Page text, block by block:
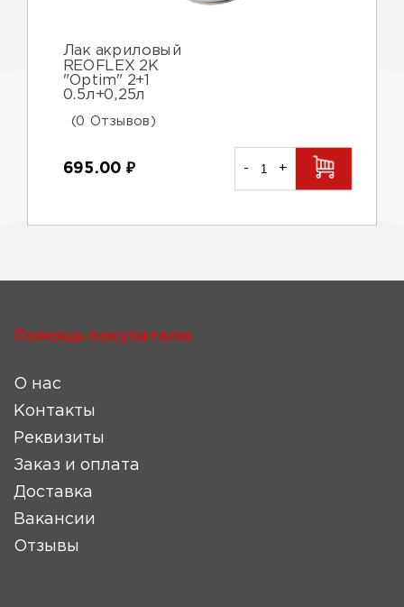
Лак акриловый
REOFLEX 2K
"Optim" 2+1
0.5л+0,25л
(0 Отзывов)
695.00 ₽ - +
Помощь покупателю
О нас
Контакты
Реквизиты
Заказ и оплата
Доставка
Вакансии
Отзывы